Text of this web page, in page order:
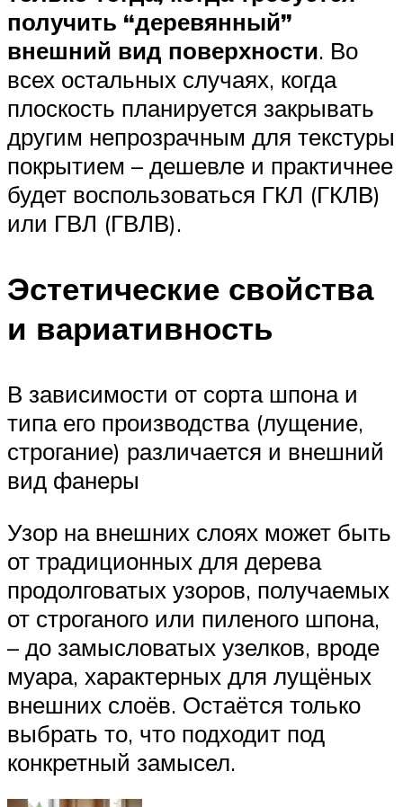
получить “деревянный”
внешний вид поверхности. Во
всех остальных случаях, когда
плоскость планируется закрывать
другим непрозрачным для текстуры
покрытием – дешевле и практичнее
будет воспользоваться ГКЛ (ГКЛВ)
или ГВЛ (ГВЛВ).
Эстетические свойства
и вариативность
В зависимости от сорта шпона и
типа его производства (лущение,
строгание) различается и внешний
вид фанеры ️
Узор на внешних слоях может быть
от традиционных для дерева
продолговатых узоров, получаемых
от строганого или пиленого шпона,
– до замысловатых узелков, вроде
муара, характерных для лущёных
внешних слоёв. Остаётся только
выбрать то, что подходит под
конкретный замысел.